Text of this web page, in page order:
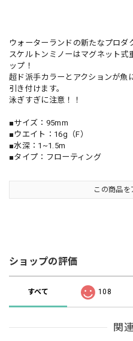
ウォーターランドの新たなプロダ
スケルトンミノーはマグネット式
ップ！
超ド派手カラーとアクションが魚
引き付けます。
泳ぎすぎに注意！！
■サイズ：95mm
■ウエイト：16g（F）
■水深：1~1.5m
■タイプ：フローティング
この商品を
ショップの評価
すべて 108
関